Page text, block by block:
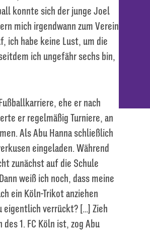
konnte sich der junge Joel
mich irgendwann zum Verein
ich habe keine Lust, um die
ich ungefähr sechs bin,
ehe er nach
er regelmäßig Turniere, an
Als Abu Hanna schließlich
eingeladen. Während
zunächst auf die Schule
weiß ich noch, dass meine
ein Köln-Trikot anziehen
eigentlich verrückt? […] Zieh
1. FC Köln ist, zog Abu